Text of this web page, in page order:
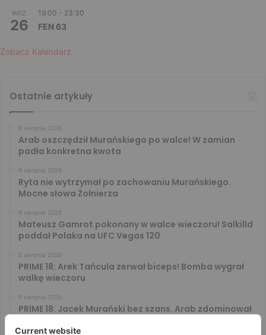
WRZ
26
19:00 - 23:30
FEN 63
Zobacz Kalendarz
Ostatnie artykuły
9 sierpnia 2026
Arab oszczędził Murańskiego po walce! W zamian
padła konkretna kwota
9 sierpnia 2026
Ryta nie wytrzymał po zachowaniu Murańskiego.
Mocne słowa Żołnierza
9 sierpnia 2026
Mateusz Gamrot pokonany w walce wieczoru! Salkilld
poddał Polaka na UFC Vegas 120
9 sierpnia 2026
PRIME 18: Arek Tańcula zerwał biceps! Bomba wygrał
walkę wieczoru
9 sierpnia 2026
PRIME 18: Jacek Murański bez szans. Arab zdominował